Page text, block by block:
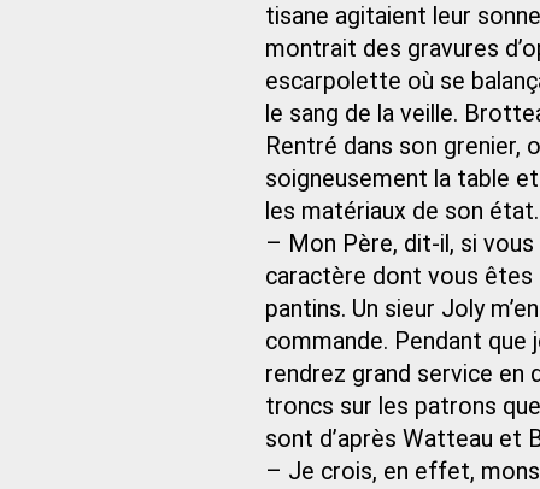
tisane agitaient leur
montrait des gravures
escarpolette où se
le sang de la veille.
Rentré dans son grenier,
soigneusement la table
les matériaux de son état.
– Mon Père, dit-il, si
caractère dont vous êtes
pantins. Un sieur Joly
commande. Pendant
rendrez grand service en
troncs sur les patrons
sont d’après Watteau et
– Je crois, en effet,